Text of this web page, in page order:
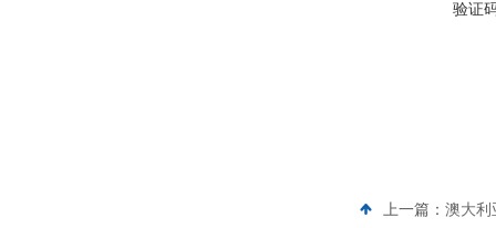
验证
上一篇： 澳大利